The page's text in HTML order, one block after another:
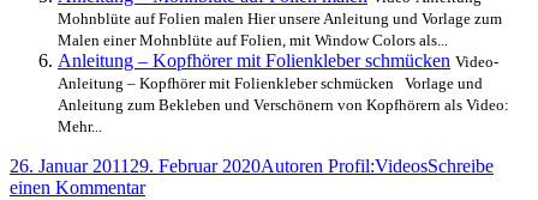
Mohnblüte auf Folien malen Hier unsere Anleitung und Vorlage zum
Malen einer Mohnblüte auf Folien, mit Window Colors als...
Anleitung – Kopfhörer mit Folienkleber schmücken Video-
Anleitung – Kopfhörer mit Folienkleber schmücken Vorlage und
Anleitung zum Bekleben und Verschönern von Kopfhörern als Video:
Mehr...
Veröffentlicht
am
26. Januar 2011 29. Februar 2020Autor
Autoren Profil:Kategorien
VideosSchreibe
einen Kommentarzu